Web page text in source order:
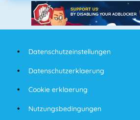
Datenschutzeinstellungen
Datenschutzerklaerung
Cookie erklaerung
Nutzungsbedingungen